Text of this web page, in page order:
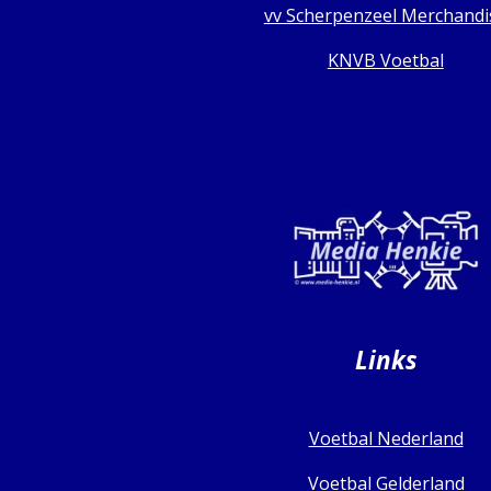
vv Scherpenzeel
KNVB Voetbal
Links
Voetbal Nederland
Voetbal Gelderland